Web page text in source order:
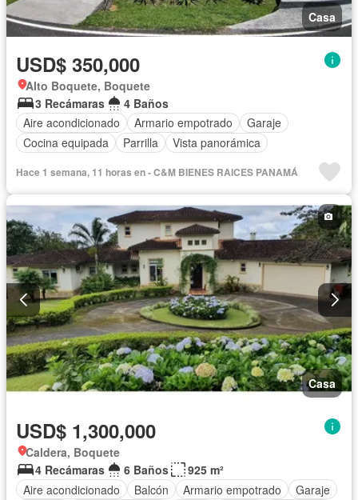
Casa
USD$ 350,000
Alto Boquete, Boquete
3 Recámaras
4 Baños
Aire acondicionado
Armario empotrado
Garaje
Cocina equipada
Parrilla Vista panorámica
Hace 1 semana, 11 horas en - C&M BIENES RAICES PANAMÁ
Casa
USD$ 1,300,000
Caldera, Boquete
4 Recámaras
6 Baños
925 m²
Aire acondicionado
Balcón Armario empotrado
Garaje